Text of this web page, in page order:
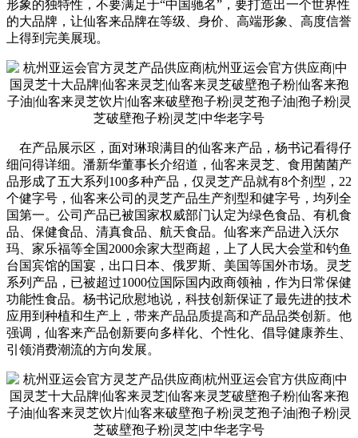
形象的独特性，不要满足于“中国驰名”，要打造出一个世界性
的大品牌，让仙客来品牌在等级、身价、高端形象、高度信誉
上得到完美展现。
在产品展示区，面对琳琅满目的仙客来产品，杨书记看得仔
细问得详细。潘新华董事长介绍道，仙客来灵芝、食用菌菌产
品形成了五大系列100多种产品，仅灵芝产品就有8个剂型，22
个健字号，仙客来公司的灵芝产品生产剂型和健字号，均列全
国第一。公司产品已被国家权威部门认定为绿色食品、有机食
品、保健食品、清真食品、航天食品。仙客来产品进入沃尔
玛、家乐福等全国2000余家大型商超，上了人民大会堂和钓鱼
台国宾馆的国宴，出口日本、俄罗斯、美国等国外市场。灵芝
系列产品，已被超过1000位国际国内政商领袖，作为日常保健
功能性食品。杨书记欣慰地说，科技创新保证了最先进的技术
应用到种植和生产上，带来产品品质提高和产品品类创新。他
强调，仙客来产品创新要向多样化、个性化、倡导健康养生、
引领消费潮流的方向发展。